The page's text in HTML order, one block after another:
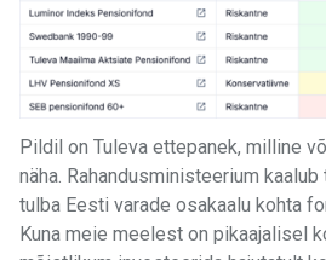
Pildil on Tuleva ettepanek, milline
näha. Rahandusministeerium
tulba Eesti varade osakaalu kohta
Kuna meie meelest on pikaajalisel